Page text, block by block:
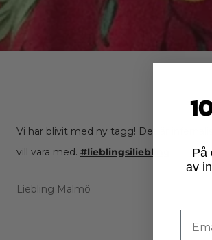
Vi har blivit med ny tagg! Det är
vill vara med. #lieblingsiliebling
Liebling Malmö
På
av